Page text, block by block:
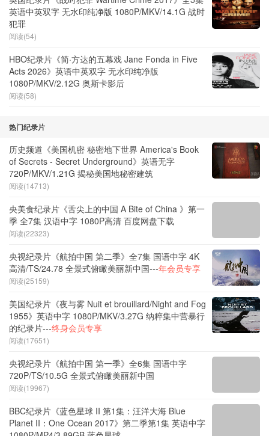
英语中英双字 无水印纯净版 1080P/MKV/14.1G 战时
犯罪
阅读(54)
HBO纪录片《简·方达的五幕戏 Jane Fonda in Five
Acts 2026》英语中英双字 无水印纯净版
1080P/MKV/2.12G 奥斯卡影后
阅读(58)
热门纪录片
历史频道《美国机密 秘密地下世界 America's Book
of Secrets - Secret Underground》英语无字
720P/MKV/1.21G 揭秘美国地秘密建筑
阅读(14713)
央美食纪录片《舌尖上的中国 A Bite of China 》第一
季 全7集 汉语中字 1080P高清 百度网盘下载
阅读(22323)
央视纪录片《航拍中国 第二季》全7集 国语中字 4K
高清/TS/24.78 全景式俯瞰美丽新中国---年会员专享
阅读(25159)
美国纪录片《夜与雾 Nuit et brouillard/Night and Fog
1955》英语中字 1080P/MKV/3.27G 纳粹集中营暴行
的纪录片---终身会员专享
阅读(17651)
央视纪录片《航拍中国 第一季》全6集 国语中字
720P/TS/10.5G 全景式俯瞰美丽新中国
阅读(19967)
BBC纪录片《蓝色星球 II 第1集：汪洋大海 Blue
Planet II：One Ocean 2017》第二季第1集 英语中字